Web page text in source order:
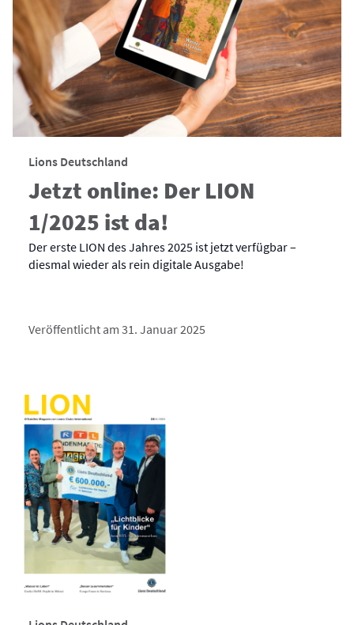
Lions Deutschland
Jetzt online: Der LION
1/2025 ist da!
Der erste LION des Jahres 2025 ist jetzt verfügbar –
diesmal wieder als rein digitale Ausgabe!
Veröffentlicht am 31. Januar 2025